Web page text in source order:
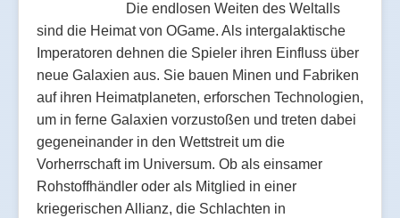
Die endlosen Weiten des Weltalls
sind die Heimat von OGame. Als intergalaktische
Imperatoren dehnen die Spieler ihren Einfluss über
neue Galaxien aus. Sie bauen Minen und Fabriken
auf ihren Heimatplaneten, erforschen Technologien,
um in ferne Galaxien vorzustoßen und treten dabei
gegeneinander in den Wettstreit um die
Vorherrschaft im Universum. Ob als einsamer
Rohstoffhändler oder als Mitglied in einer
kriegerischen Allianz, die Schlachten in